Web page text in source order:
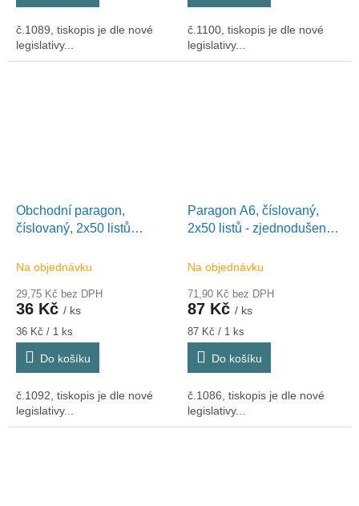
č.1089, tiskopis je dle nové
legislativy...
č.1100, tiskopis je dle nové
legislativy...
Obchodní paragon,
číslovaný, 2x50 listů
1092
Na objednávku
29,75 Kč bez DPH
36 Kč / ks
Měrná
cena:
36 Kč / 1 ks
Do košíku
č.1092, tiskopis je dle nové
legislativy...
Paragon A6, číslovaný,
2x50 listů - zjednodušený
samopropisovací, Optys
Na objednávku
71,90 Kč bez DPH
87 Kč / ks
Měrná
cena:
87 Kč / 1 ks
Do košíku
č.1086, tiskopis je dle nové
legislativy...